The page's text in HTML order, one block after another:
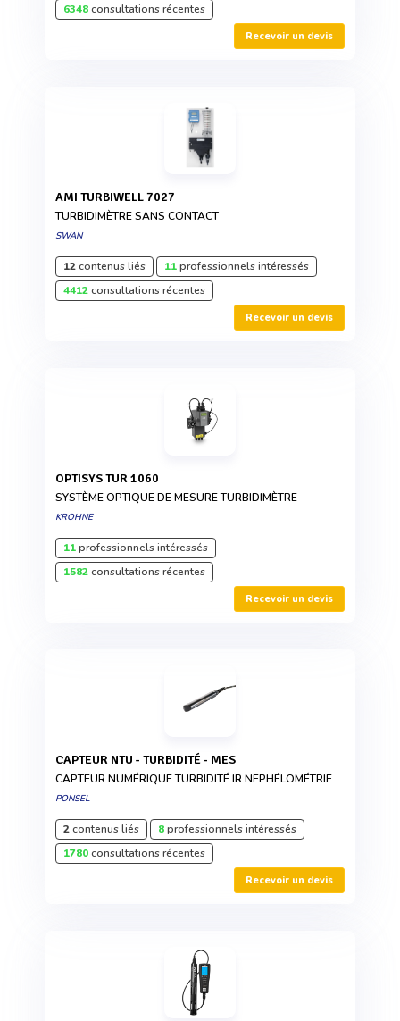
6348consultations récentes
Recevoir un devis
AMI TURBIWELL 7027
TURBIDIMÈTRE SANS CONTACT
SWAN
12contenus liés 11professionnels intéressés
4412consultations récentes
Recevoir un devis
OPTISYS TUR 1060
SYSTÈME OPTIQUE DE MESURE TURBIDIMÈTRE
KROHNE
11professionnels intéressés
1582consultations récentes
Recevoir un devis
CAPTEUR NTU - TURBIDITÉ - MES
CAPTEUR NUMÉRIQUE TURBIDITÉ IR NEPHÉLOMÉTRIE
PONSEL
2contenus liés 8professionnels intéressés
1780consultations récentes
Recevoir un devis